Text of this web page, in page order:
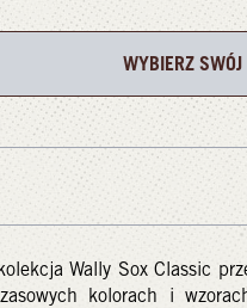
WYBIERZ
Wally Sox Classic
kolorach i